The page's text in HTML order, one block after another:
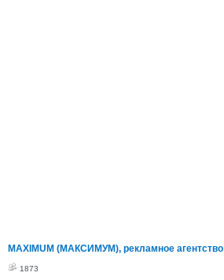
MAXIMUM (МАКСИМУМ), рекламное агентство
1873